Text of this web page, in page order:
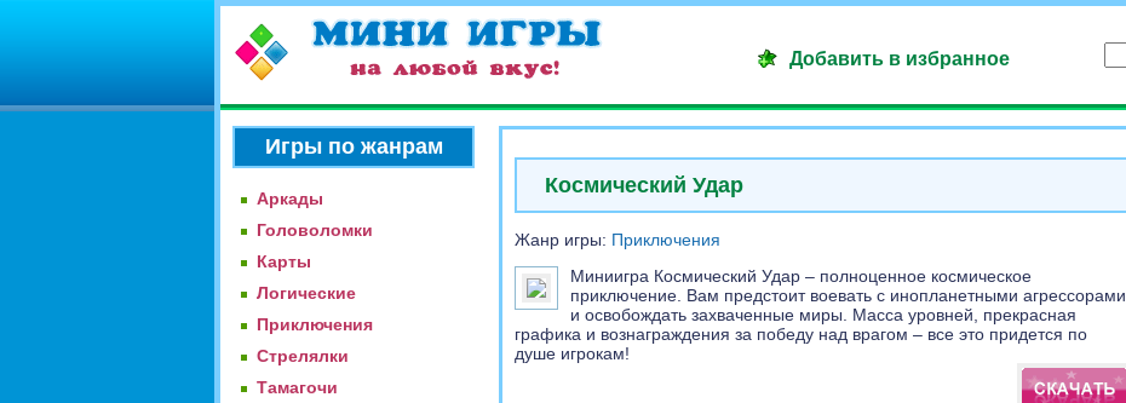
Добавить в избранное
Игры по жанрам
Аркады
Головоломки
Карты
Логические
Приключения
Стрелялки
Тамагочи
Космический Удар
Жанр игры: Приключения
Миниигра Космический Удар – полноценное космическое
приключение. Вам предстоит воевать с инопланетными агрессорами
и освобождать захваченные миры. Масса уровней, прекрасная
графика и вознаграждения за победу над врагом – все это придется по
душе игрокам!